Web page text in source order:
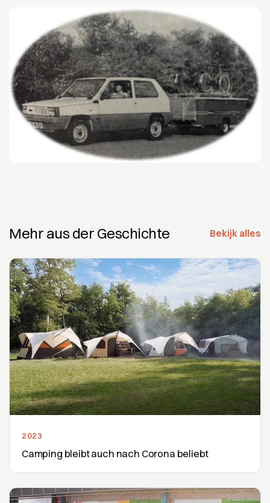
Mehr aus der Geschichte Bekijk alles
2023
Camping bleibt auch nach Corona beliebt